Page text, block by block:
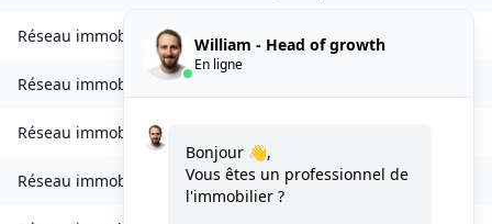
Réseau immobilierGoven(35580
Réseau immobilier Grand-Fougeray
Réseau immobilierLa Guerche-de-Bretagne
Réseau immobilier Guichen (35580)
William - Head of growth
En ligne
Bonjour 👋,
Vous êtes un professionnel de
l'immobilier ?